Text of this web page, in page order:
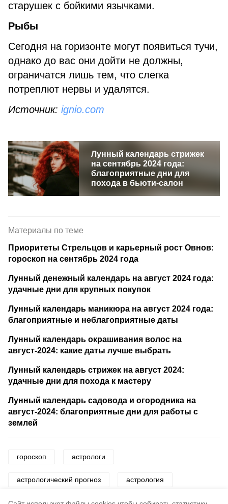
старушек с бойкими язычками.
Рыбы
Сегодня на горизонте могут появиться тучи,
однако до вас они дойти не должны,
ограничатся лишь тем, что слегка
потреплют нервы и удалятся.
Источник: ignio.com
Лунный календарь стрижек
на сентябрь 2024 года:
благоприятные дни для
похода в бьюти-салон
Материалы по теме
Приоритеты Стрельцов и карьерный рост Овнов:
гороскоп на сентябрь 2024 года
Лунный денежный календарь на август 2024 года:
удачные дни для крупных покупок
Лунный календарь маникюра на август 2024 года:
благоприятные и неблагоприятные даты
Лунный календарь окрашивания волос на
август-2024: какие даты лучше выбрать
Лунный календарь стрижек на август 2024:
удачные дни для похода к мастеру
Лунный календарь садовода и огородника на
август-2024: благоприятные дни для работы с
землей
гороскоп астрологи
астрологический прогноз астрология